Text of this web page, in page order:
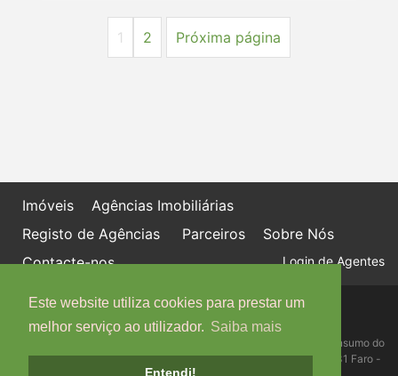
Este website utiliza cookies para prestar um
melhor serviço ao utilizador. Saiba mais
Entendi!
1 2 Próxima página
Imóveis
Agências Imobiliárias
Registo de Agências
Parceiros
Sobre Nós
Contacte-nos
Login de Agentes
Política de proteção de dados
Livro de Reclamações online
Centro de Informação, Mediação e Arbitragem de Conflitos de Consumo do
Algarve - Edifício Ninho de Empresas, Estrada da Penha, 8005-131 Faro -